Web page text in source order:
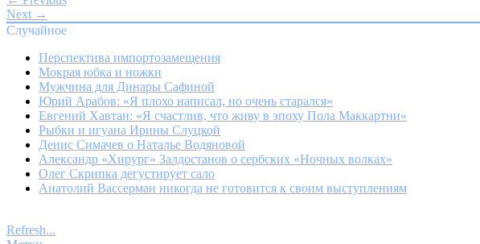
Next →
Случайное
Перспектива импортозамещения
Мокрая юбка и ножки
Мужчина для Динары Сафиной
Юрий Арабов: «Я плохо написал, но очень старался»
Евгений Хавтан: «Я счастлив, что живу в эпоху Пола Маккартни»
Рыбки и игуана Ирины Слуцкой
Денис Симачев о Наталье Водяновой
Александр «Хирург» Залдостанов о сербских «Ночных волках»
Олег Скрипка дегустирует сало
Анатолий Вассерман никогда не готовится к своим выступлениям
Refresh...